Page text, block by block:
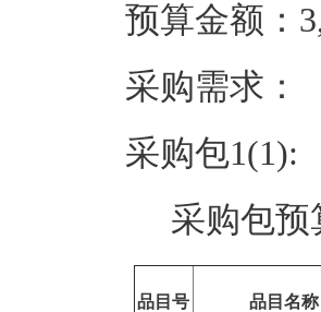
预算金额：
采购需求：
采购包1(1):
采购包预
品目号 品目名称